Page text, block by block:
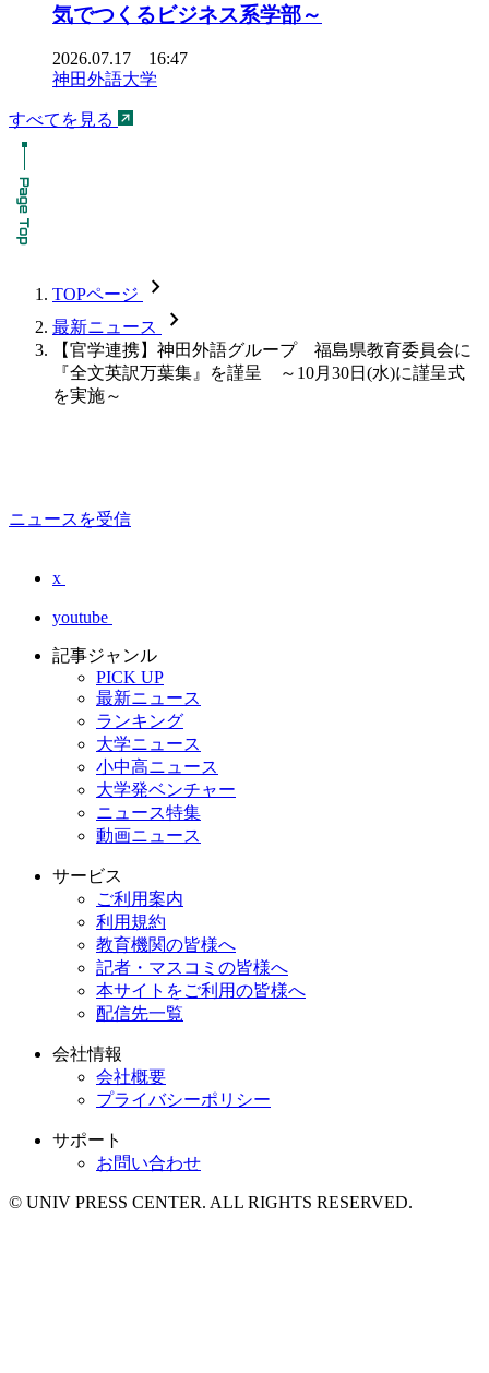
気でつくるビジネス系学部～
2026.07.17 16:47
神田外語大学
すべてを見る
TOPページ chevron_forward
最新ニュース chevron_forward
【官学連携】神田外語グループ 福島県教育委員会に
『全文英訳万葉集』を謹呈 ～10月30日(水)に謹呈式
を実施～
ニュースを受信
x
youtube
記事ジャンル
PICK UP
最新ニュース
ランキング
大学ニュース
小中高ニュース
大学発ベンチャー
ニュース特集
動画ニュース
サービス
ご利用案内
利用規約
教育機関の皆様へ
記者・マスコミの皆様へ
本サイトをご利用の皆様へ
配信先一覧
会社情報
会社概要
プライバシーポリシー
サポート
お問い合わせ
© UNIV PRESS CENTER. ALL RIGHTS RESERVED.